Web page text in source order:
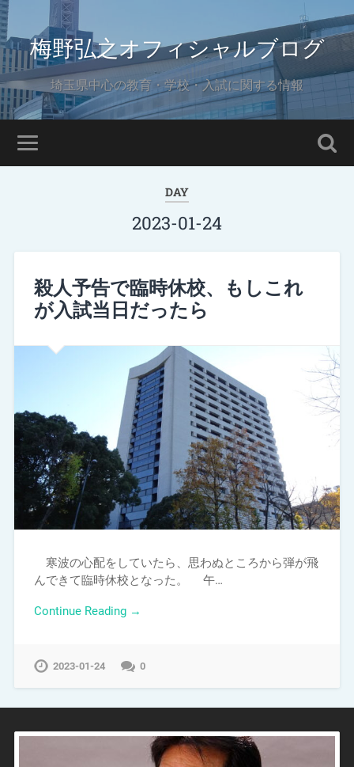
梅野弘之オフィシャルブログ
埼玉県中心の教育・学校・入試に関する情報
DAY
2023-01-24
殺人予告で臨時休校、もしこれ
が入試当日だったら
寒波の心配をしていたら、思わぬところから弾が飛
んできて臨時休校となった。 午…
Continue Reading →
2023-01-24 0